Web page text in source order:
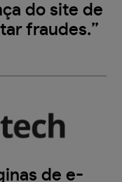
do site de
fraudes.”
de e-